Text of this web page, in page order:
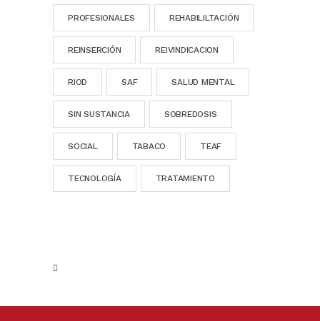
PROFESIONALES REHABILILTACIÓN
REINSERCIÓN REIVINDICACION
RIOD SAF SALUD MENTAL
SIN SUSTANCIA SOBREDOSIS
SOCIAL TABACO TEAF
TECNOLOGÍA TRATAMIENTO